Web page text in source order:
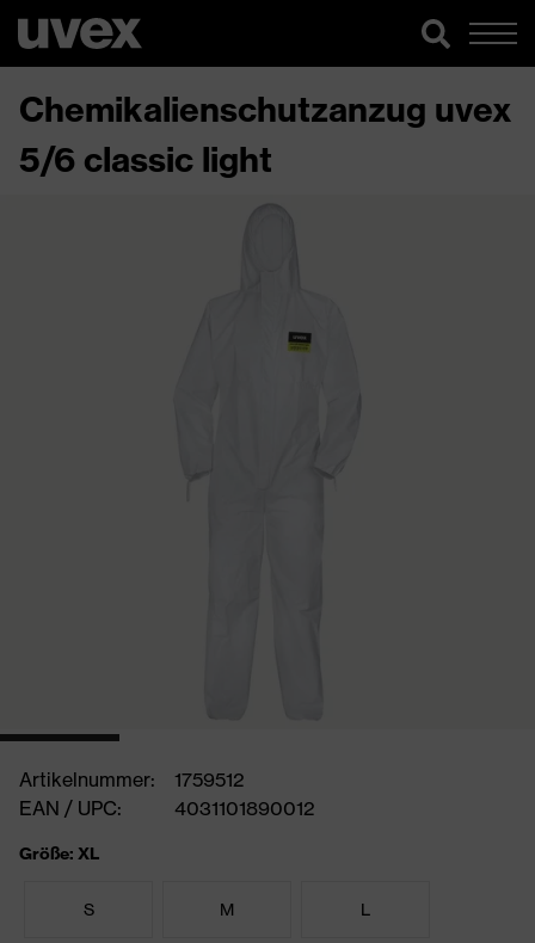
Chemikalienschutzanzug uvex
5/6 classic light
Artikelnummer:
1759512
EAN / UPC:
4031101890012
Größe: XL
S M L